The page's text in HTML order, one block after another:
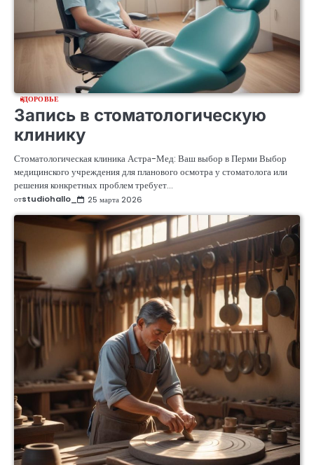
ЗДОРОВЬЕ
Запись в стоматологическую
клинику
Стоматологическая клиника Астра-Мед: Ваш выбор в Перми Выбор
медицинского учреждения для планового осмотра у стоматолога или
решения конкретных проблем требует…
отstudiohallo_ 25 марта 2026